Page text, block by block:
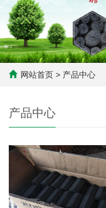
网站首页 > 产品中心
产品中心